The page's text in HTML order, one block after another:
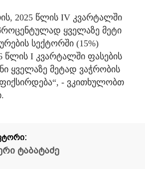
2025 წლის IV კვარტალში
ყველაზე მეტი
სექტორში (15%)
წლის I კვარტალში ფასების
ყველაზე მეტად ვაჭრობის
- ვკითხულობთ
ტაბატაძე